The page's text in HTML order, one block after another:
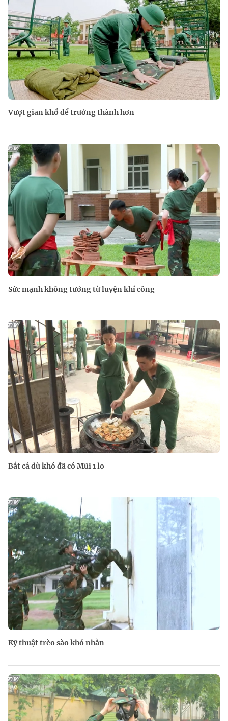
Vượt gian khổ để trưởng thành hơn
Sức mạnh không tưởng từ luyện khí công
Bắt cá dù khó đã có Mũi 1 lo
Kỹ thuật trèo sào khó nhằn